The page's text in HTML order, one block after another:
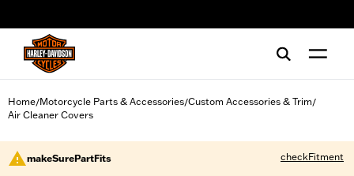
Home/Motorcycle Parts & Accessories/Custom Accessories & Trim/
Air Cleaner Covers
makeSurePartFits checkFitment